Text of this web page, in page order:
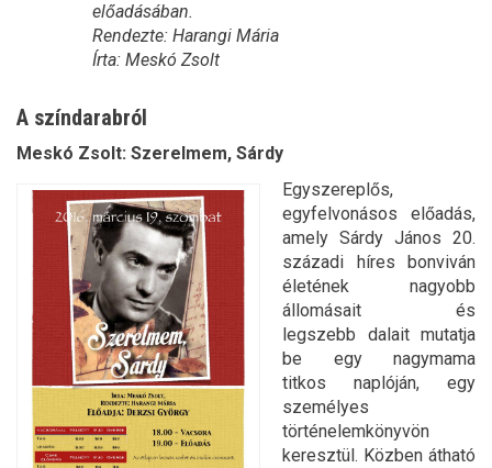
előadásában.
Rendezte: Harangi Mária
Írta: Meskó Zsolt
A színdarabról
Meskó Zsolt: Szerelmem, Sárdy
Egyszereplős,
egyfelvonásos előadás,
amely Sárdy János 20.
századi híres bonviván
életének nagyobb
állomásait és
legszebb dalait mutatja
be egy nagymama
titkos naplóján, egy
személyes
történelemkönyvön
keresztül. Közben átható